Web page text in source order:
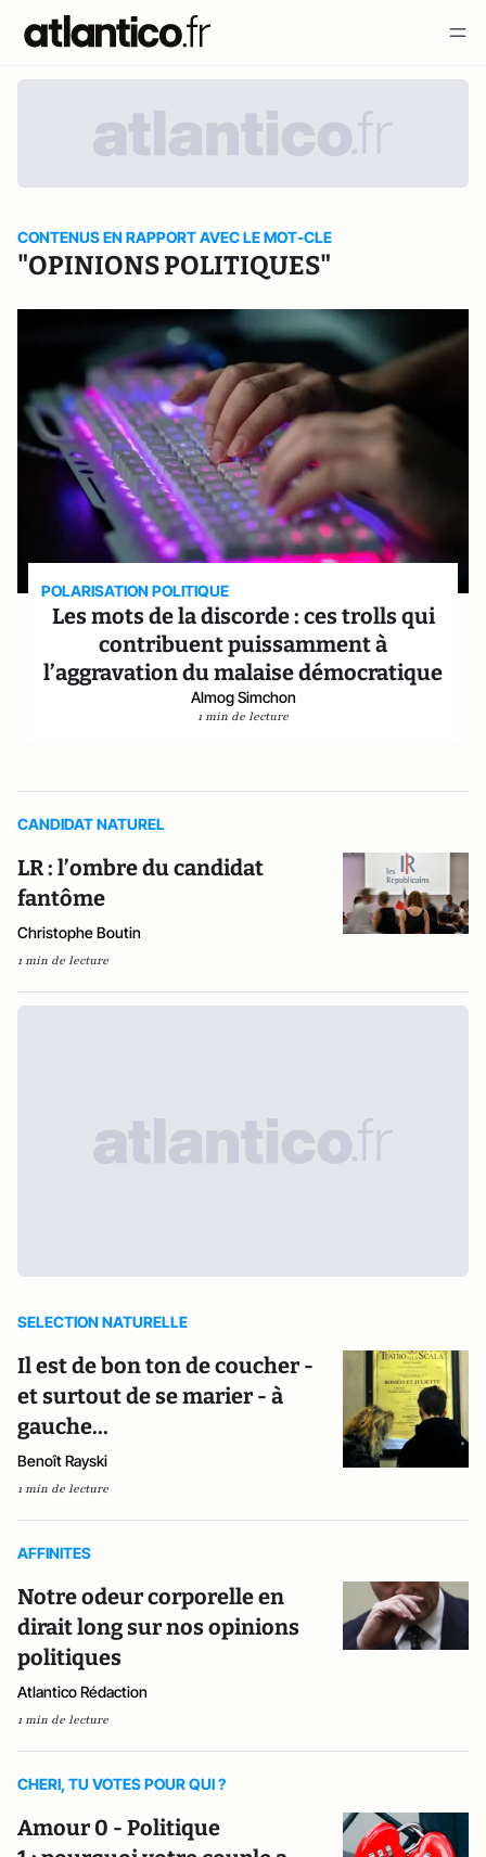
CONTENUS EN RAPPORT AVEC LE MOT-CLE
"OPINIONS POLITIQUES"
POLARISATION POLITIQUE
Les mots de la discorde : ces trolls qui
contribuent puissamment à
l’aggravation du malaise démocratique
Almog Simchon
1 min de lecture
CANDIDAT NATUREL
LR : l’ombre du candidat
fantôme
Christophe Boutin
1 min de lecture
SELECTION NATURELLE
Il est de bon ton de coucher -
et surtout de se marier - à
gauche...
Benoît Rayski
1 min de lecture
AFFINITES
Notre odeur corporelle en
dirait long sur nos opinions
politiques
Atlantico Rédaction
1 min de lecture
CHERI, TU VOTES POUR QUI ?
Amour 0 - Politique